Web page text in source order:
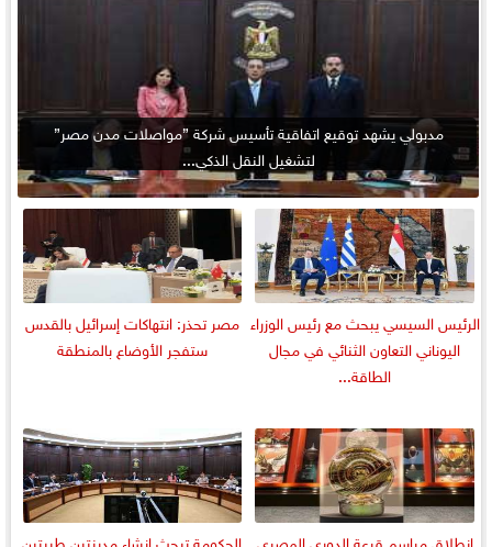
مدبولي يشهد توقيع اتفاقية تأسيس شركة ”مواصلات مدن مصر”
لتشغيل النقل الذكي...
الرئيس السيسي يبحث مع رئيس الوزراء
اليوناني التعاون الثنائي في مجال
الطاقة...
مصر تحذر: انتهاكات إسرائيل بالقدس
ستفجر الأوضاع بالمنطقة
انطلاق مراسم قرعة الدوري المصري الحكومة تبحث إنشاء مدينتين طبيتين